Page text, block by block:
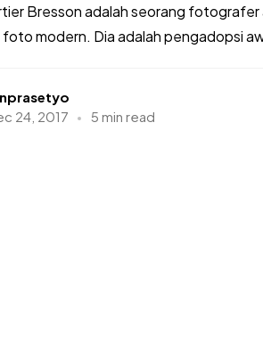
Bresson adalah seorang fotografer
foto modern. Dia adalah pengadopsi
24, 2017
5 min read